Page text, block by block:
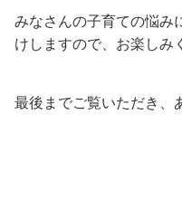
みなさんの子育ての悩み
けしますので、お楽しみ
最後までご覧いただき、